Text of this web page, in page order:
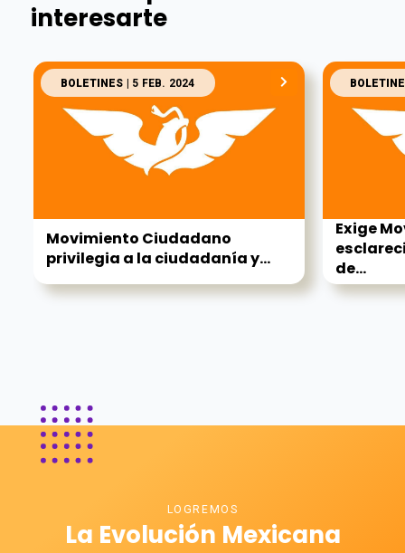
interesarte
BOLETINES | 5 FEB. 2024
Movimiento Ciudadano
privilegia a la ciudadanía y...
Exige
de...
LOGREMOS
La Evolución Mexicana